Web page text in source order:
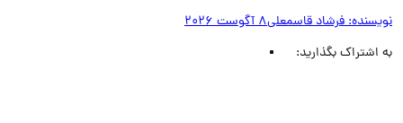
فرشاد قاسمعلی8 آگوست 2026
اشتراک بگذارید: